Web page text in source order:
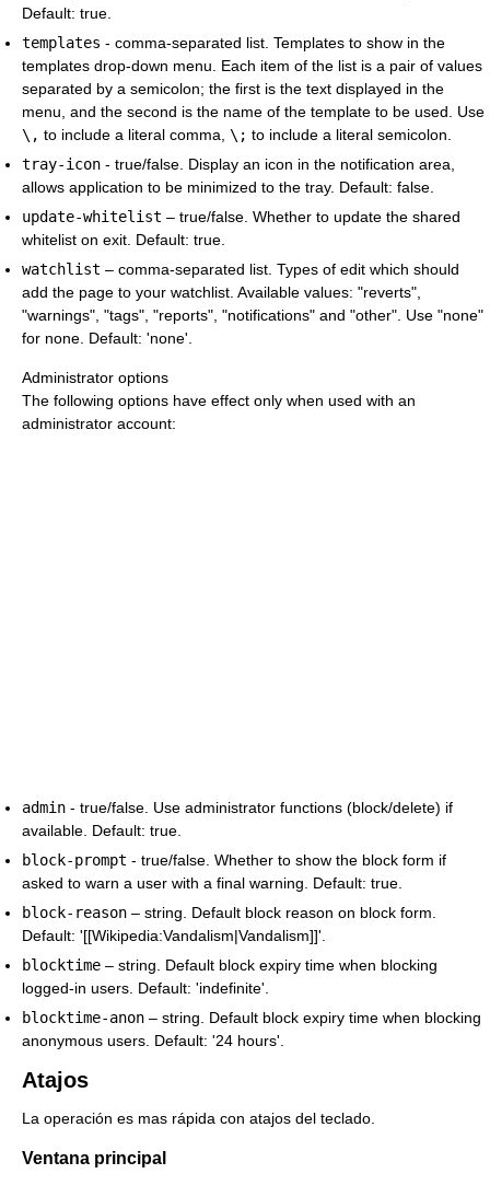
Default: true.
templates - comma-separated list. Templates to show in the
templates drop-down menu. Each item of the list is a pair of values
separated by a semicolon; the first is the text displayed in the
menu, and the second is the name of the template to be used. Use
\, to include a literal comma, \; to include a literal semicolon.
tray-icon - true/false. Display an icon in the notification area,
allows application to be minimized to the tray. Default: false.
update-whitelist – true/false. Whether to update the shared
whitelist on exit. Default: true.
watchlist – comma-separated list. Types of edit which should
add the page to your watchlist. Available values: "reverts",
"warnings", "tags", "reports", "notifications" and "other". Use "none"
for none. Default: 'none'.
Administrator options
The following options have effect only when used with an
administrator account:
admin - true/false. Use administrator functions (block/delete) if
available. Default: true.
block-prompt - true/false. Whether to show the block form if
asked to warn a user with a final warning. Default: true.
block-reason – string. Default block reason on block form.
Default: '[[Wikipedia:Vandalism|Vandalism]]'.
blocktime – string. Default block expiry time when blocking
logged-in users. Default: 'indefinite'.
blocktime-anon – string. Default block expiry time when blocking
anonymous users. Default: '24 hours'.
Atajos
La operación es mas rápida con atajos del teclado.
Ventana principal